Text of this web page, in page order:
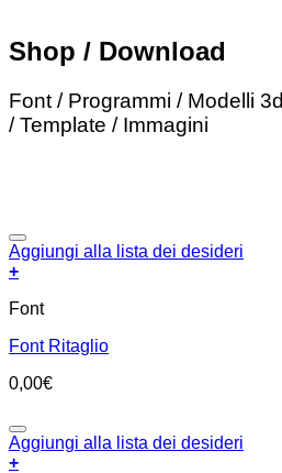
Shop / Download
Font / Programmi / Modelli 3d
/ Template / Immagini
Aggiungi alla lista dei desideri
+
Font
Font Ritaglio
0,00€
Aggiungi alla lista dei desideri
+